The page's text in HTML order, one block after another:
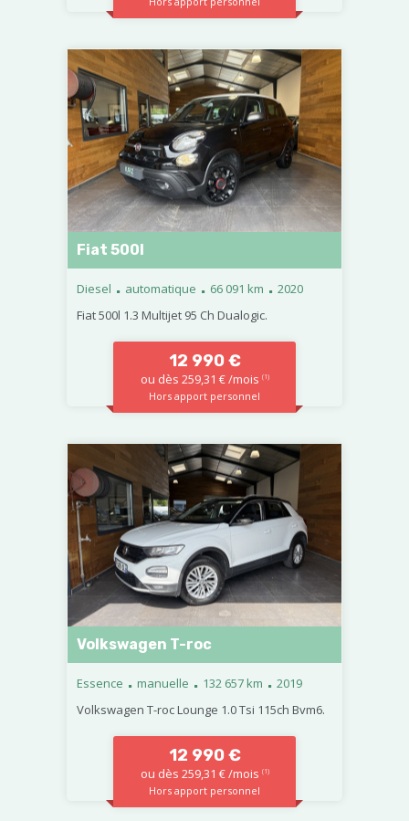
Fiat 500l
Diesel . automatique . 66 091 km . 2020
Fiat 500l 1.3 Multijet 95 Ch Dualogic.
12 990 €
ou dès 259,31 € /mois (1)
Hors apport personnel
Volkswagen T-roc
Essence . manuelle . 132 657 km . 2019
Volkswagen T-roc Lounge 1.0 Tsi 115ch Bvm6.
12 990 €
ou dès 259,31 € /mois (1)
Hors apport personnel